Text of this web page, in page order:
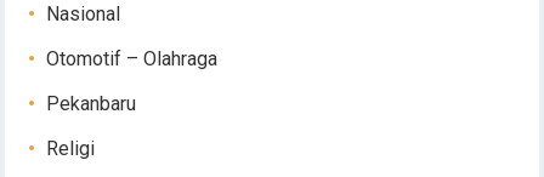
Nasional
Otomotif – Olahraga
Pekanbaru
Religi